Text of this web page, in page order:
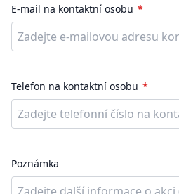
E-mail na kontaktní osobu
Telefon na kontaktní osobu
Poznámka